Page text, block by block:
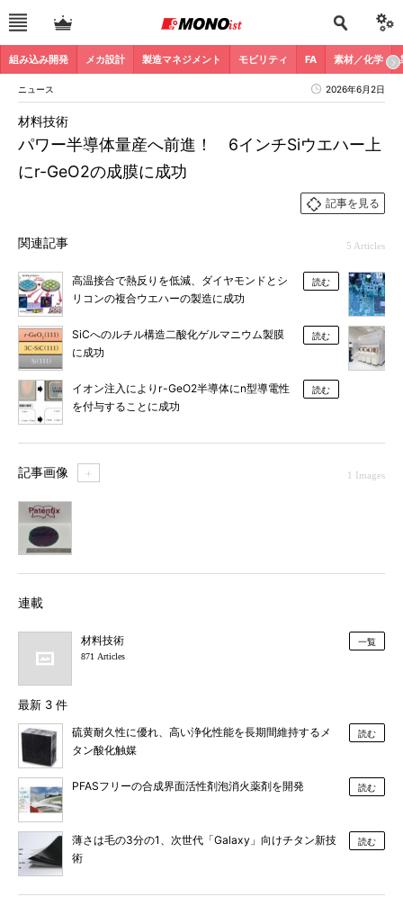
組み込み開発 メカ設計 製造マネジメント モビリティ FA 素材／化学
ニュース 2026年6月2日
パワー半導体量産へ前進！ 6インチSiウエハー上
にr-GeO2の成膜に成功
材料技術
記事を見る
関連記事 5 Articles
高温接合で熱反りを低減、ダイヤモンドとシ
リコンの複合ウエハーの製造に成功
読む
SiCへのルチル構造二酸化ゲルマニウム製膜
に成功
読む
イオン注入によりr-GeO2半導体にn型導電性
を付与することに成功
読む
記事画像 ＋ 1 Images
連載
材料技術
871 Articles
一覧
最新 3 件
硫黄耐久性に優れ、高い浄化性能を長期間維持するメ
タン酸化触媒
読む
PFASフリーの合成界面活性剤泡消火薬剤を開発 読む
薄さは毛の3分の1、次世代「Galaxy」向けチタン新技
術
読む